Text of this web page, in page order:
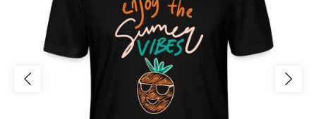
Hoodies